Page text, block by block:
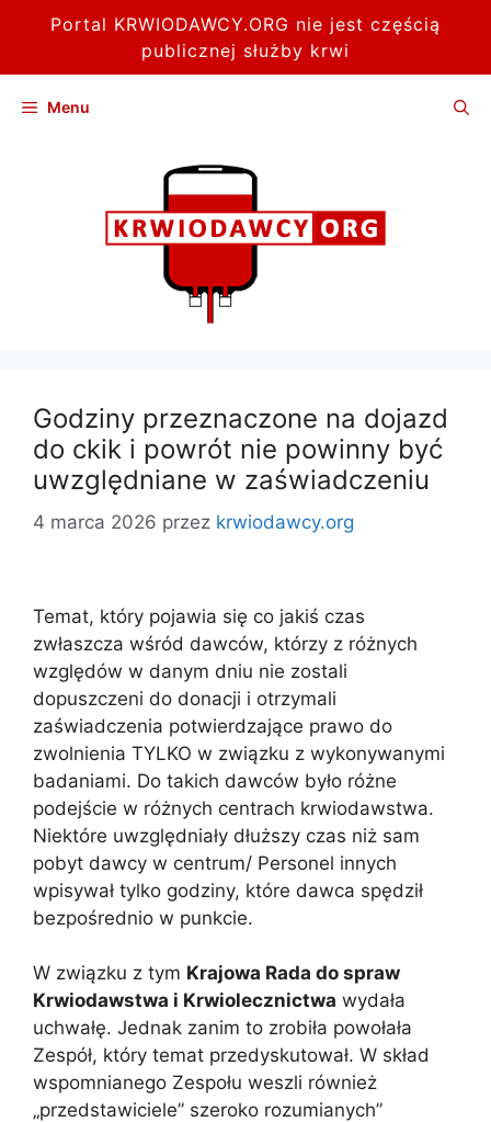
Portal KRWIODAWCY.ORG nie jest częścią
publicznej służby krwi
Menu
Godziny przeznaczone na dojazd
do ckik i powrót nie powinny być
uwzględniane w zaświadczeniu
4 marca 2026 przez krwiodawcy.org
Temat, który pojawia się co jakiś czas
zwłaszcza wśród dawców, którzy z różnych
względów w danym dniu nie zostali
dopuszczeni do donacji i otrzymali
zaświadczenia potwierdzające prawo do
zwolnienia TYLKO w związku z wykonywanymi
badaniami. Do takich dawców było różne
podejście w różnych centrach krwiodawstwa.
Niektóre uwzględniały dłuższy czas niż sam
pobyt dawcy w centrum/ Personel innych
wpisywał tylko godziny, które dawca spędził
bezpośrednio w punkcie.
W związku z tym Krajowa Rada do spraw
Krwiodawstwa i Krwiolecznictwa wydała
uchwałę. Jednak zanim to zrobiła powołała
Zespół, który temat przedyskutował. W skład
wspomnianego Zespołu weszli również
„przedstawiciele” szeroko rozumianych”